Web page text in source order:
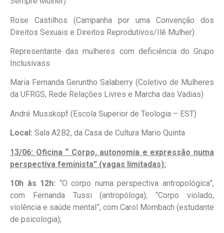
Rose Castilhos (Campanha por uma Convenção dos
Direitos Sexuais e Direitos Reprodutivos/Ilê Mulher)
Representante das mulheres com deficiência do Grupo
Inclusivass
Maria Fernanda Geruntho Salaberry (Coletivo de Mulheres
da UFRGS, Rede Relações Livres e Marcha das Vadias)
André Musskopf (Escola Superior de Teologia – EST)
Local: Sala A2B2, da Casa de Cultura Mario Quinta
13/06: Oficina “ Corpo, autonomia e expressão numa
perspectiva feminista” (vagas limitadas):
10h às 12h: “O corpo numa perspectiva antropológica”,
com Fernanda Tussi (antropóloga); “Corpo violado,
violência e saúde mental”, com Carol Mombach (estudante
de psicologia);